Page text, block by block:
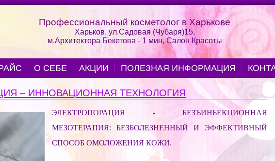
Профессиональный косметолог в Харькове
Харьков, ул.Садовая (Чубаря)15,
м.Архитектора Бекетова - 1 мин, Салон Красоты
О СЕБЕ АКЦИИ ПОЛЕЗНАЯ ИНФОРМАЦИЯ
– ИННОВАЦИОННАЯ ТЕХНОЛОГИЯ
ЭЛЕКТРОПОРАЦИЯ - БЕЗЪИНЬЕКЦИОННАЯ
МЕЗОТЕРАПИЯ: БЕЗБОЛЕЗНЕННЫЙ И ЭФФЕКТИВНЫЙ
СПОСОБ ОМОЛОЖЕНИЯ КОЖИ.